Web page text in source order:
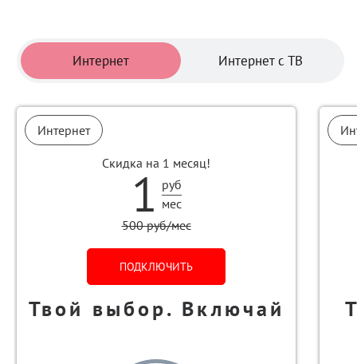
Интернет Интернет с ТВ
Тарифы
Интернет
Скидка на 1 месяц!
1 руб
мес
500 руб/мес
ПОДКЛЮЧИТЬ
Твой выбор. Включай